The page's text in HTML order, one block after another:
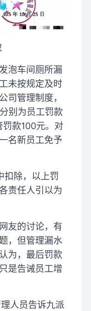
泡车间厕所漏
未按规定及时
司管理制度，
别为员工罚款
款100元。对
名新员工免予
扣除，以上罚
责任人引以为
友的讨论，有
，但管理漏水
为，最后罚款
是告诫员工增
人员告诉九派